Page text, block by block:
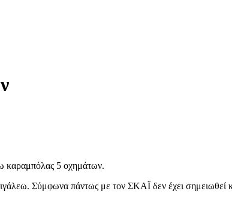
καραμπόλας 5 οχημάτων.
Σύμφωνα πάντως με τον ΣΚΑΪ δεν έχει σημειωθεί